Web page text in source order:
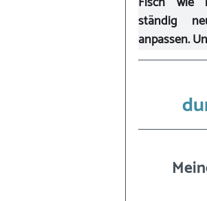
ständig
anpassen.